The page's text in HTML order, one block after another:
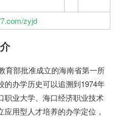
zyjd
育部批准成立的海南省第一所
的办学历史可以追溯到1974年
职业大学、海口经济职业技术
用型人才培养的办学定位，